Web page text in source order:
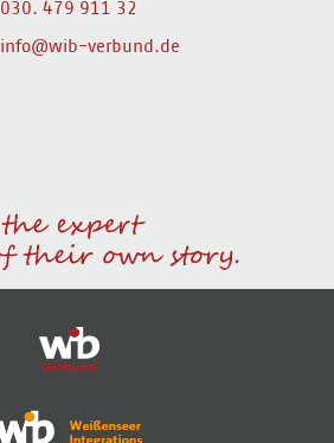
030. 479 911 32
info@wib-verbund.de